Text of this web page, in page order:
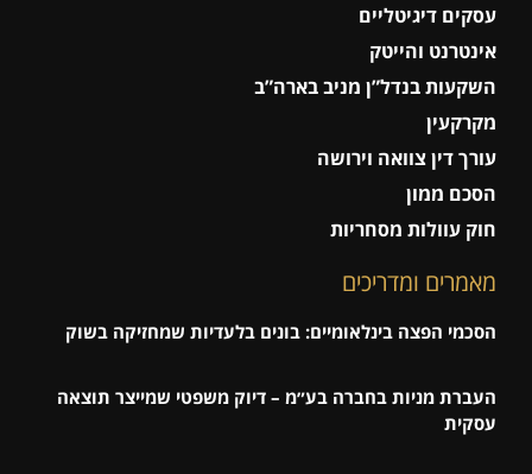
עסקים דיגיטליים
אינטרנט והייטק
השקעות בנדל”ן מניב בארה”ב
מקרקעין
עורך דין צוואה וירושה
הסכם ממון
חוק עוולות מסחריות
מאמרים ומדריכים
הסכמי הפצה בינלאומיים: בונים בלעדיות שמחזיקה בשוק
העברת מניות בחברה בע״מ – דיוק משפטי שמייצר תוצאה
עסקית